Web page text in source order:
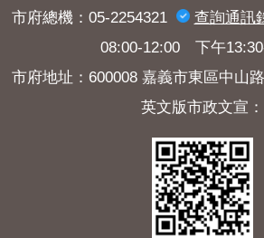
市府總機：05-2254321
查詢​通訊
08:00-12:00 下午
市府地址：600008 嘉義市東區中山
英文版市政文宣：